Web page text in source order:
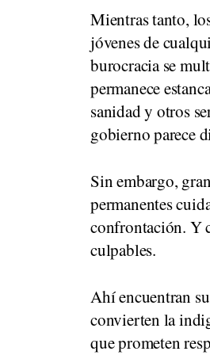
Mientras tanto,
jóvenes de
burocracia se
permanece
sanidad y otros
gobierno parece
Sin embargo,
permanentes
confrontación. Y
culpables.
Ahí encuentran
convierten la
que prometen